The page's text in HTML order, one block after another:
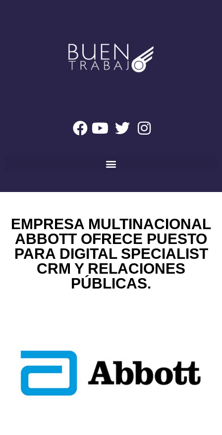
EMPRESA MULTINACIONAL
ABBOTT OFRECE PUESTO
PARA DIGITAL SPECIALIST
CRM Y RELACIONES
PÚBLICAS.